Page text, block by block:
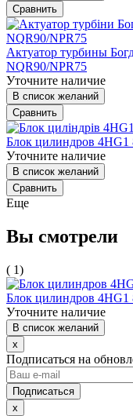
Сравнить
Актуатор турбины
NQR90/NPR75
Уточните наличие
В список желаний
Сравнить
Блок цилиндров 4HG1
Уточните наличие
В список желаний
Сравнить
Еще
Вы смотрели
( 1)
Блок цилиндров 4HG1
Уточните наличие
В список желаний
x
Подписаться на
x